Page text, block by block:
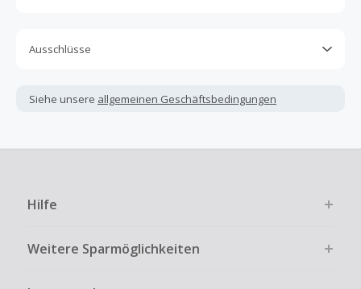
Ausschlüsse
andere Sparprogramme verwendet werden, die nicht
ausdrücklich auf dieser Händlerseite von TopCashback
Kein Cashback für den Kauf von Geschenkgutscheinen
Bezahlvorgang ist nur dann cashbackfähig, wenn dies
ausdrücklich auf der Händlerseite erlaubt ist.
Stornierung, Kündigung eines Abonnements oder Widerruf
Siehe unsere allgemeinen Geschäftsbedingungen
Hilfe
Weitere Sparmöglichkeiten